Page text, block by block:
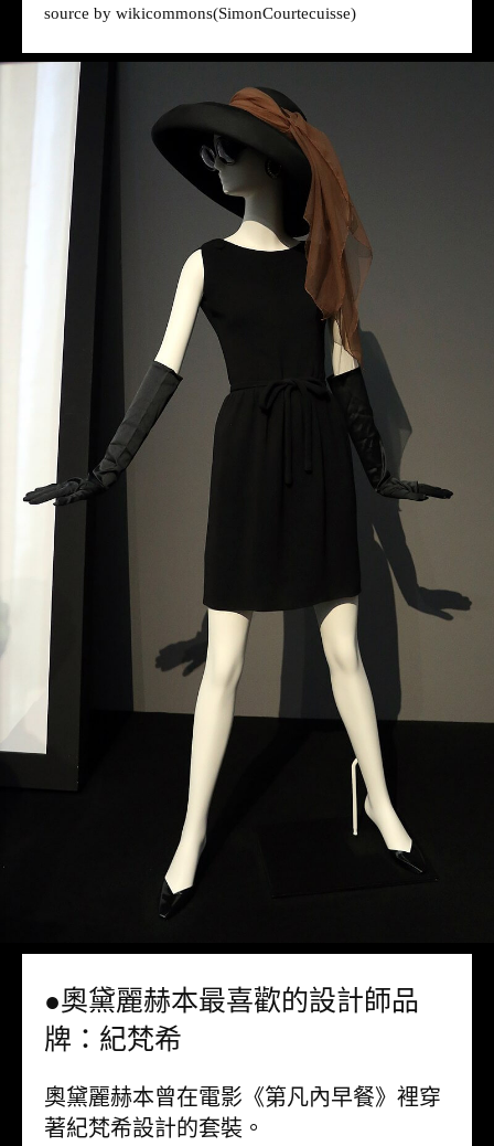
source by wikicommons(SimonCourtecuisse)
●奧黛麗赫本最喜歡的設計師品
牌：紀梵希
奧黛麗赫本曾在電影《第凡內早餐》裡穿
著紀梵希設計的套裝。